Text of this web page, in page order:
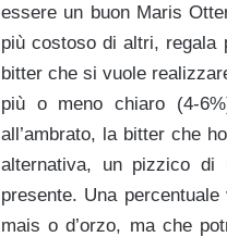
essere un buon Maris
più costoso di altri, regala
bitter che si vuole
più o meno chiaro (4-
all’ambrato, la bitter che
alternativa, un pizzico di
presente. Una
mais o d’orzo, ma che